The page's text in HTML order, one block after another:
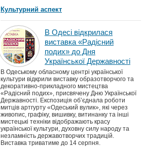
Культурний аспект
В Одесі відкрилася
виставка «Радісний
подих» до Дня
Української Державності
В Одеському обласному центрі української
культури відкрили виставку образотворчого та
декоративно-прикладного мистецтва
«Радісний подих», присвячену Дню Української
Державності. Експозиція об’єднала роботи
митців артгурту «Одеський вулик», які через
живопис, графіку, вишивку, витинанку та інші
мистецькі техніки відображають красу
української культури, духовну силу народу та
незламність державотворчих традицій.
Виставка триватиме до 14 серпня.